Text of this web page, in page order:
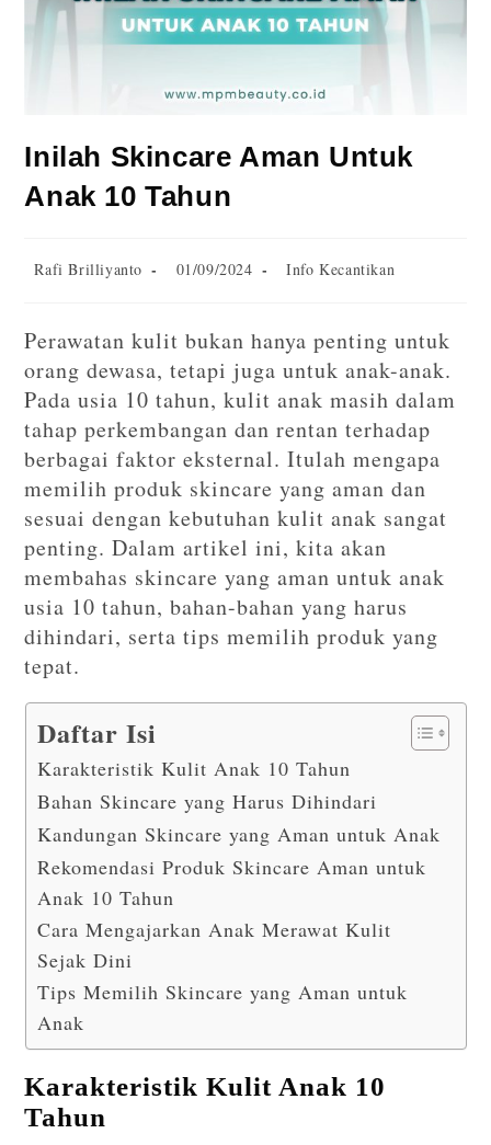
Inilah Skincare Aman Untuk
Anak 10 Tahun
Rafi Brilliyanto 01/09/2024 Info Kecantikan
Perawatan kulit bukan hanya penting untuk
orang dewasa, tetapi juga untuk anak-anak.
Pada usia 10 tahun, kulit anak masih dalam
tahap perkembangan dan rentan terhadap
berbagai faktor eksternal. Itulah mengapa
memilih produk skincare yang aman dan
sesuai dengan kebutuhan kulit anak sangat
penting. Dalam artikel ini, kita akan
membahas skincare yang aman untuk anak
usia 10 tahun, bahan-bahan yang harus
dihindari, serta tips memilih produk yang
tepat.
Daftar Isi
Karakteristik Kulit Anak 10 Tahun
Bahan Skincare yang Harus Dihindari
Kandungan Skincare yang Aman untuk Anak
Rekomendasi Produk Skincare Aman untuk
Anak 10 Tahun
Cara Mengajarkan Anak Merawat Kulit
Sejak Dini
Tips Memilih Skincare yang Aman untuk
Anak
Karakteristik Kulit Anak 10
Tahun